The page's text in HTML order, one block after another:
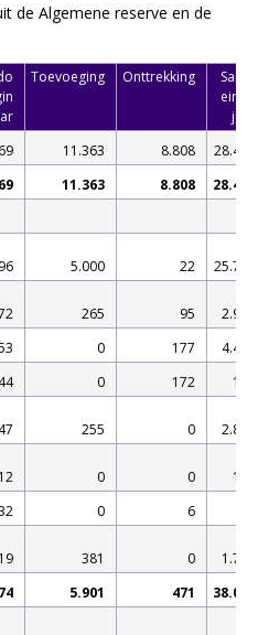
de Algemene reserve en de
Toevoeging Onttrekking
Saldo
einde
jaar
11.363 8.808
28.424
11.363 8.808 28.424
5.000 22
25.774
265 95
2.943
0 177
4.475
0 172
172
255 0
2.802
0 0
112
0 6
381 0
1.700
5.901 471 38.004